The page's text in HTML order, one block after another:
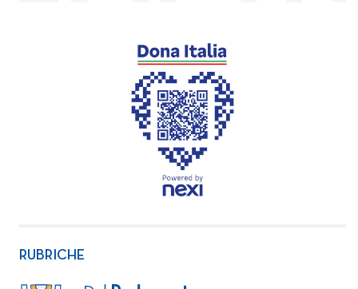
RUBRICHE